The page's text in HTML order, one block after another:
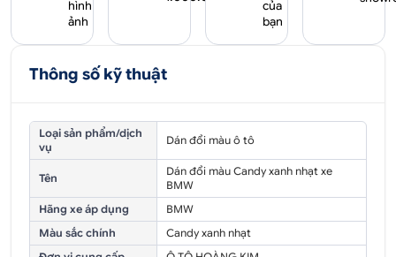
hình
ảnh
của
bạn
Thông số kỹ thuật
Loại sản phẩm/dịch
vụ
Dán đổi màu ô tô
Tên
Dán đổi màu Candy xanh nhạt xe
BMW
Hãng xe áp dụng
BMW
Màu sắc chính
Candy xanh nhạt